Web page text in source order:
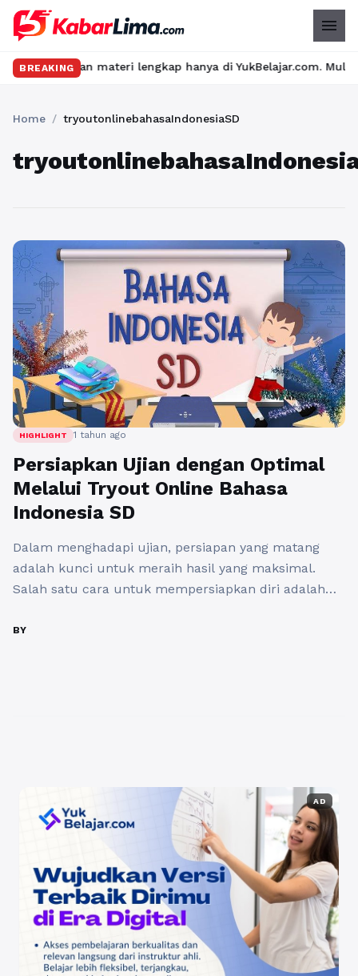
menu
BREAKING
dan materi lengkap hanya di YukBelajar.com. Mulai
Home / tryoutonlinebahasaIndonesiaSD
HIGHLIGHT 1 tahun ago
Persiapkan Ujian dengan Optimal
Melalui Tryout Online Bahasa
Indonesia SD
Dalam menghadapi ujian, persiapan yang matang
adalah kunci untuk meraih hasil yang maksimal.
Salah satu cara untuk mempersiapkan diri adalah
Dengan hadirnya platform seperti tryout.id, siswa
BY
AD